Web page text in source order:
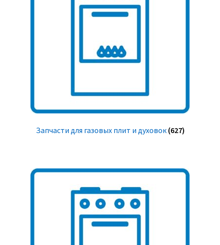
Запчасти для газовых плит и духовок (627)